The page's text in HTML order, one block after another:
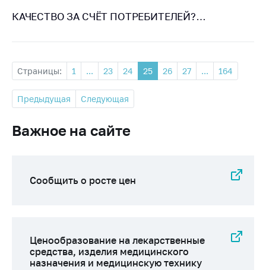
КАЧЕСТВО ЗА СЧЁТ ПОТРЕБИТЕЛЕЙ?…
Страницы: 1 ... 23 24 25 26 27 ... 164
Предыдущая Следующая
Важное на сайте
Сообщить о росте цен
Ценообразование на лекарственные
средства, изделия медицинского
назначения и медицинскую технику